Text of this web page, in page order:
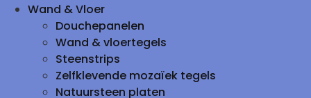
Wand & Vloer
Douchepanelen
Wand & vloertegels
Steenstrips
Zelfklevende mozaïek tegels
Natuursteen platen